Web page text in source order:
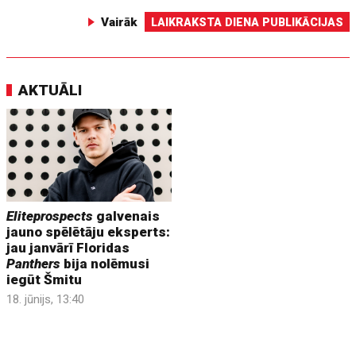
Vairāk LAIKRAKSTA DIENA PUBLIKĀCIJAS
AKTUĀLI
Eliteprospects galvenais
jauno spēlētāju eksperts:
jau janvārī Floridas
Panthers bija nolēmusi
iegūt Šmitu
18. jūnijs, 13:40